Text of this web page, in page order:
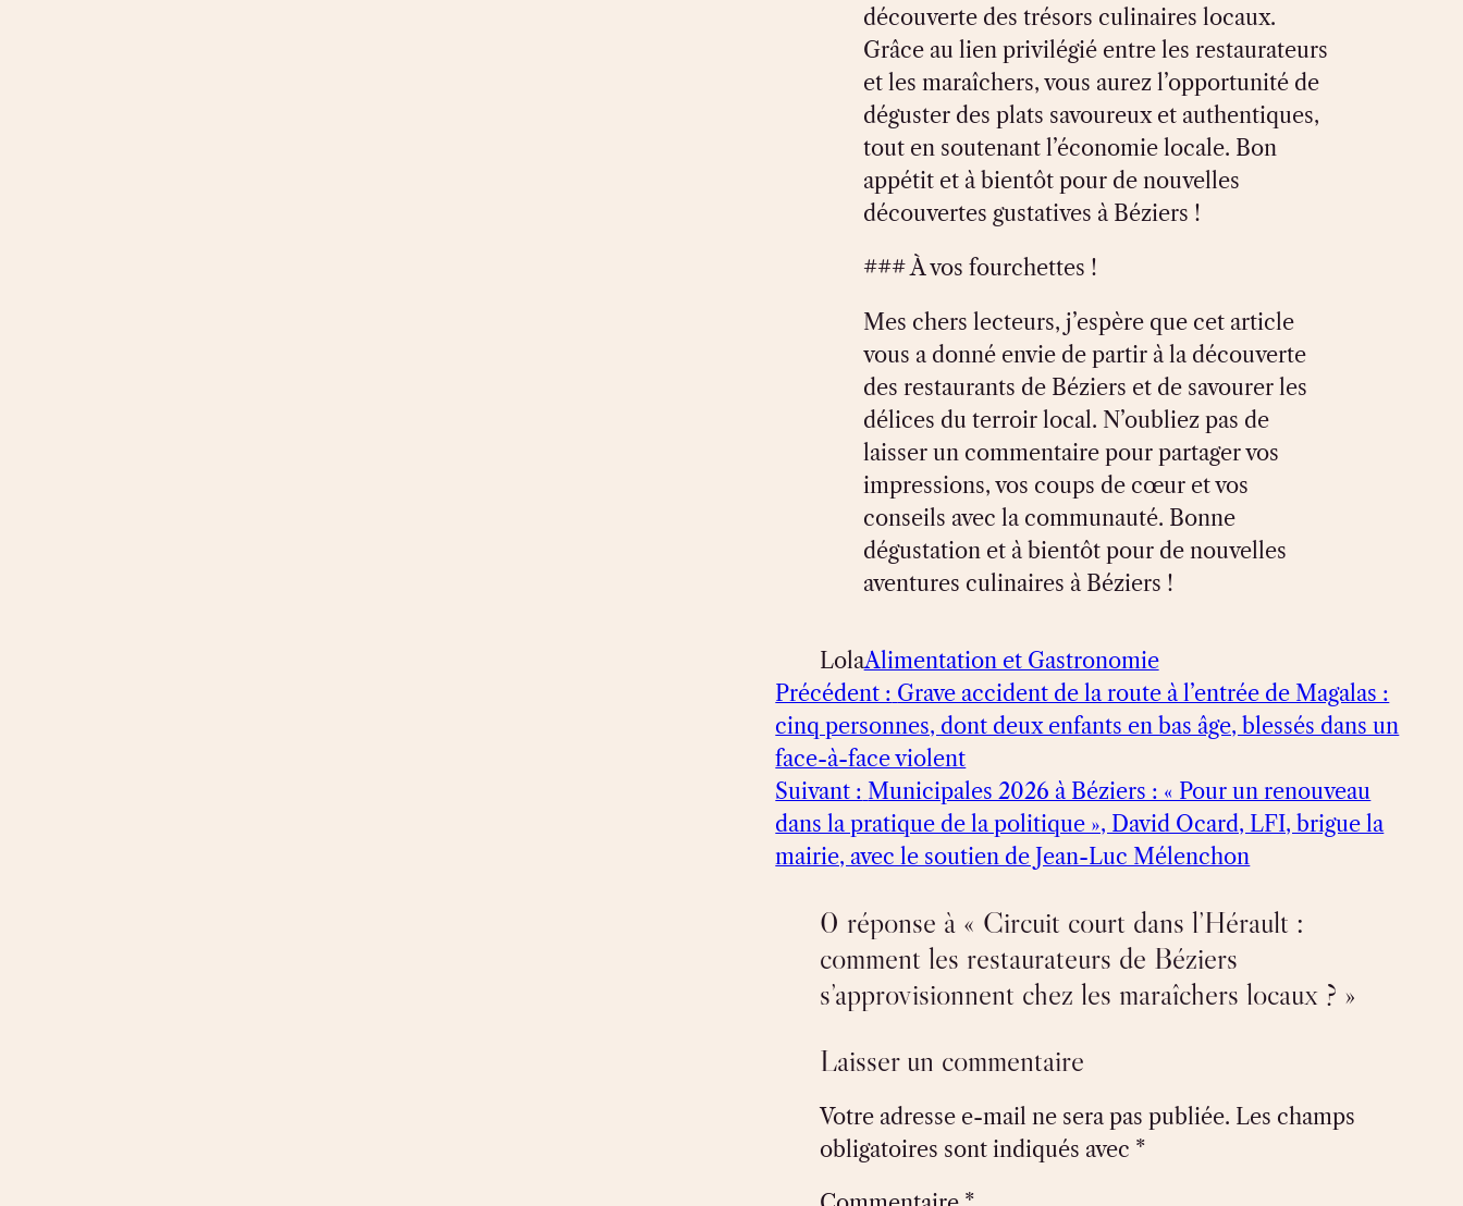
découverte des trésors culinaires locaux.
Grâce au lien privilégié entre les restaurateurs
et les maraîchers, vous aurez l’opportunité de
déguster des plats savoureux et authentiques,
tout en soutenant l’économie locale. Bon
appétit et à bientôt pour de nouvelles
découvertes gustatives à Béziers !
### À vos fourchettes !
Mes chers lecteurs, j’espère que cet article
vous a donné envie de partir à la découverte
des restaurants de Béziers et de savourer les
délices du terroir local. N’oubliez pas de
laisser un commentaire pour partager vos
impressions, vos coups de cœur et vos
conseils avec la communauté. Bonne
dégustation et à bientôt pour de nouvelles
aventures culinaires à Béziers !
LolaAlimentation et Gastronomie
Précédent : Grave accident de la route à l’entrée de Magalas :
cinq personnes, dont deux enfants en bas âge, blessés dans un
face-à-face violent
Suivant : Municipales 2026 à Béziers : « Pour un renouveau
dans la pratique de la politique », David Ocard, LFI, brigue la
mairie, avec le soutien de Jean-Luc Mélenchon
0 réponse à « Circuit court dans l’Hérault :
comment les restaurateurs de Béziers
s’approvisionnent chez les maraîchers locaux ? »
Laisser un commentaire
Votre adresse e-mail ne sera pas publiée. Les champs
obligatoires sont indiqués avec *